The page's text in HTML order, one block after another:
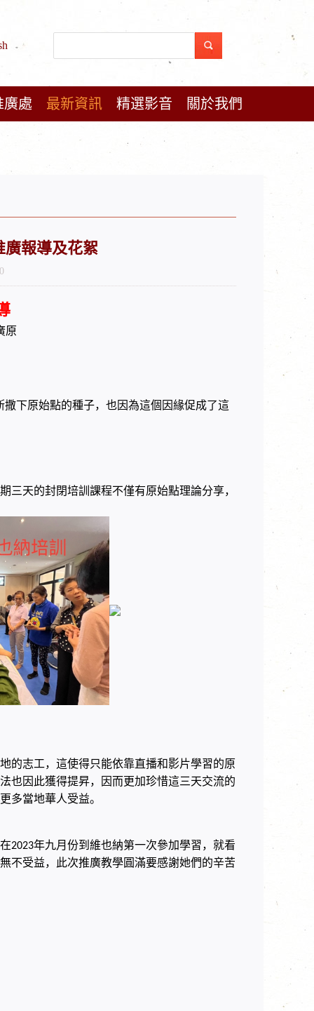
廣處 最新資訊 精選影音 關於我們
廣報導及花絮
原
下原始點的種子，也因為這個因緣促成了這
天的封閉培訓課程不僅有原始點理論分享，
的志工，這使得只能依靠直播和影片學習的原
也因此獲得提昇，因而更加珍惜這三天交流的
多當地華人受益。
2023年九月份到維也納第一次參加學習，就看
不受益，此次推廣教學圓滿要感謝她們的辛苦